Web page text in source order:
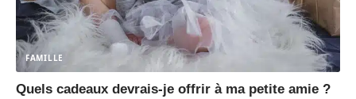
FAMILLE
Quels cadeaux devrais-je offrir à ma petite amie ?